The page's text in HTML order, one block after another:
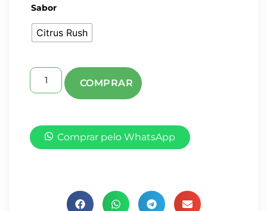
Sabor
Citrus Rush
Comprar pelo WhatsApp